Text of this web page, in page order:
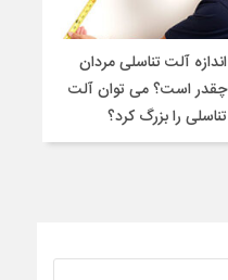
اندازه آلت تناسلی مردان
چقدر است؟ می توان آلت
تناسلی را بزرگ کرد؟